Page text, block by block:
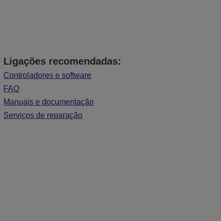
Ligações recomendadas:
Controladores e software
FAQ
Manuais e documentação
Serviços de reparação